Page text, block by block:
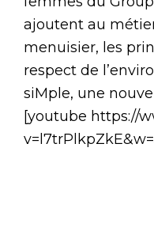
ajoutent au
menuisier, les
respect de
siMple, une
[youtube https://